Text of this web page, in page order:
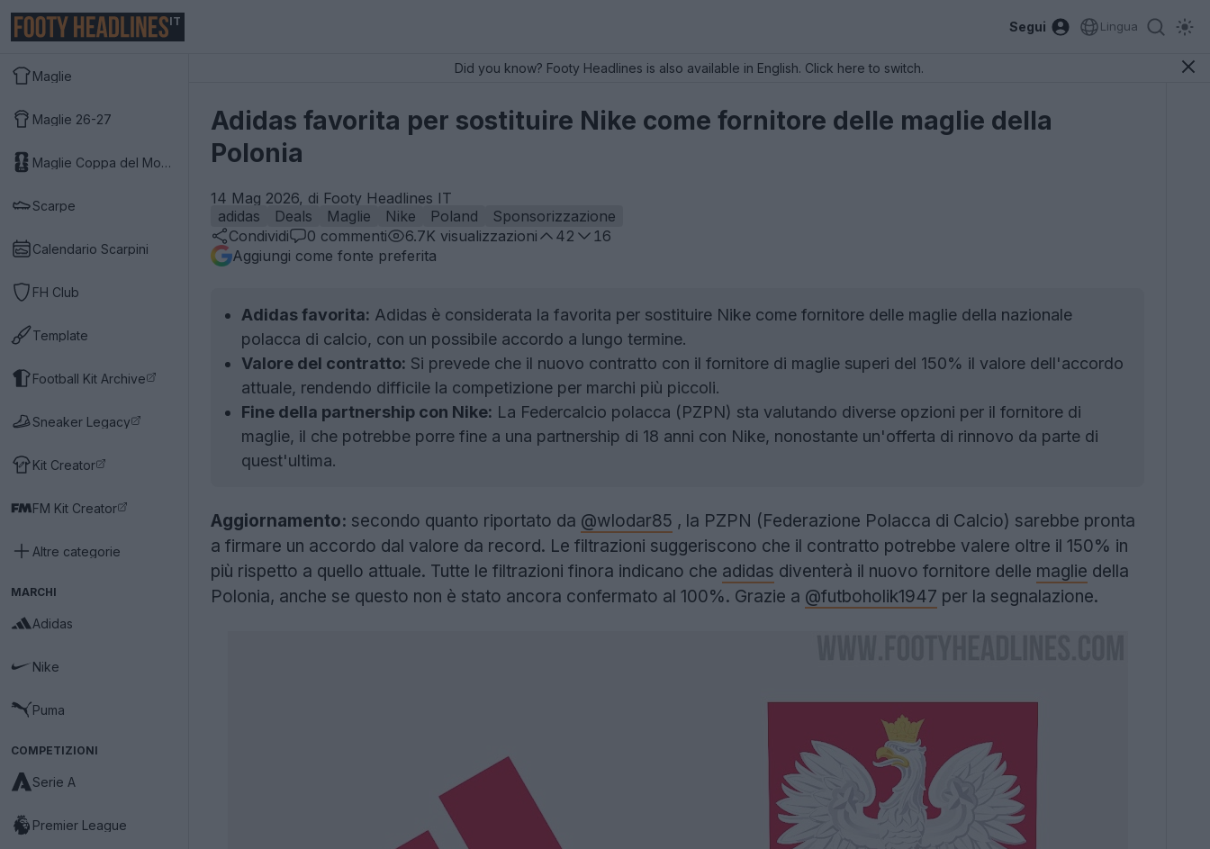
IT Segui Lingua
Maglie
Maglie 26-27
Maglie Coppa del Mondo 2026
Scarpe
Calendario Scarpini
FH Club
Template
Football Kit Archive
Sneaker Legacy
Kit Creator
FM Kit Creator
Altre categorie
MARCHI
Adidas
Nike
Puma
COMPETIZIONI
Serie A
Premier League
Did you know? Footy Headlines is also available in English. Click here to switch.
Adidas favorita per sostituire Nike come fornitore delle maglie della
Polonia
14 Mag 2026, di Footy Headlines IT
adidas
Deals Maglie Nike Poland
Sponsorizzazione
Condividi
0 commenti 6.7K visualizzazioni 42
16
Aggiungi come fonte preferita
Adidas favorita: Adidas è considerata la favorita per sostituire Nike come fornitore delle maglie della nazionale
polacca di calcio, con un possibile accordo a lungo termine.
Valore del contratto: Si prevede che il nuovo contratto con il fornitore di maglie superi del 150% il valore dell'accordo
attuale, rendendo difficile la competizione per marchi più piccoli.
Fine della partnership con Nike: La Federcalcio polacca (PZPN) sta valutando diverse opzioni per il fornitore di
maglie, il che potrebbe porre fine a una partnership di 18 anni con Nike, nonostante un'offerta di rinnovo da parte di
quest'ultima.
Aggiornamento: secondo quanto riportato da @wlodar85 , la PZPN (Federazione Polacca di Calcio) sarebbe pronta
a firmare un accordo dal valore da record. Le filtrazioni suggeriscono che il contratto potrebbe valere oltre il 150% in
più rispetto a quello attuale. Tutte le filtrazioni finora indicano che adidas diventerà il nuovo fornitore delle maglie della
Polonia, anche se questo non è stato ancora confermato al 100%. Grazie a @futboholik1947 per la segnalazione.